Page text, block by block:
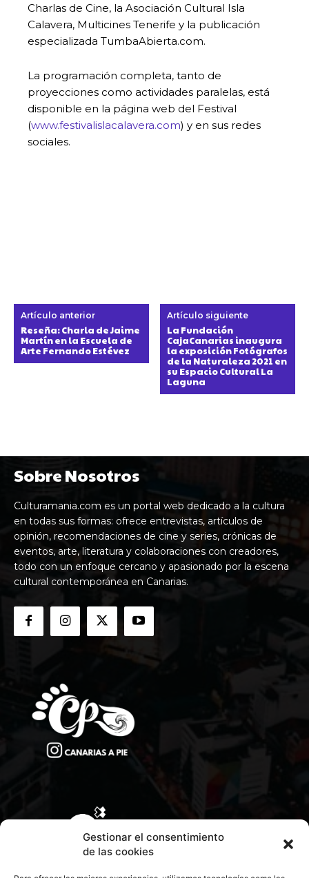
Gestionar el consentimiento
de las cookies
Charlas de Cine, la Asociación Cultural Isla
Calavera, Multicines Tenerife y la publicación
especializada TumbaAbierta.com.
La programación completa, tanto de
proyecciones como actividades paralelas, está
disponible en la página web del Festival
(www.festivalislacalavera.com) y en sus redes
sociales.
Artículo anterior
Reseña: Charla de Jaime
Martín en la Escuela de
Arte Fernando Estévez
Artículo siguiente
La Fundación
CajaCanarias inaugura
la exposición Fotógrafos
de la Naturaleza 2021 en
su Espacio Cultural La
Laguna
Sobre Nosotros
Culturamania.com es un portal web dedicado a la cultura
en todas sus formas: ofrece entrevistas, artículos de
opinión, recomendaciones de cine y series, crónicas de
eventos, arte, literatura y colaboraciones con creadores,
todo con un enfoque cercano y apasionado por la escena
cultural contemporánea en Canarias.